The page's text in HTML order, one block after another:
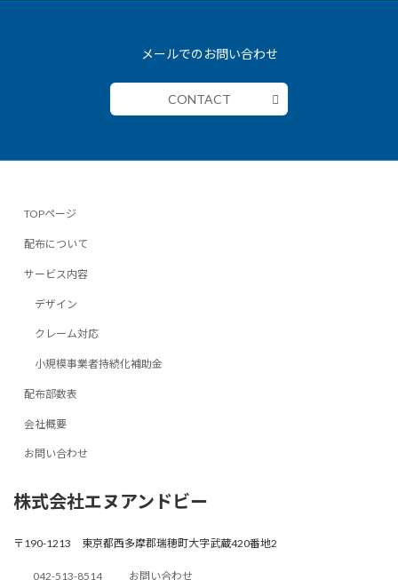
メールでのお問い合わせ
CONTACT
TOPページ
配布について
サービス内容
デザイン
クレーム対応
小規模事業者持続化補助金
配布部数表
会社概要
お問い合わせ
株式会社エヌアンドビー
〒190-1213 東京都西多摩郡瑞穂町大字武蔵420番地2
042-513-8514 お問い合わせ